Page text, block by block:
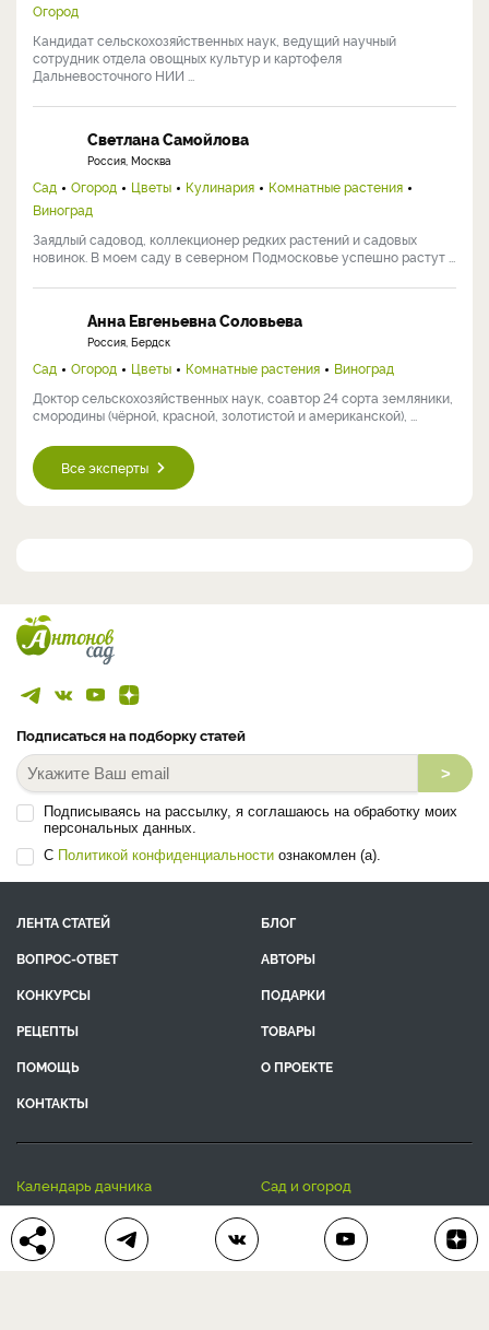
Огород
Кандидат сельскохозяйственных наук, ведущий научный
сотрудник отдела овощных культур и картофеля
Дальневосточного НИИ ...
Светлана Самойлова
Россия, Москва
Сад Огород Цветы Кулинария
Комнатные растения
Виноград
Заядлый садовод, коллекционер редких растений и садовых
новинок. В моем саду в северном Подмосковье успешно растут ...
Анна Евгеньевна Соловьева
Россия, Бердск
Сад Огород Цветы Комнатные растения
Виноград
Доктор сельскохозяйственных наук, соавтор 24 сорта земляники,
смородины (чёрной, красной, золотистой и американской), ...
Все эксперты
Подписаться на подборку статей
>
Подписываясь на рассылку, я соглашаюсь на обработку моих
персональных данных.
С Политикой конфиденциальности ознакомлен (а).
ЛЕНТА СТАТЕЙ
БЛОГ
ВОПРОС-ОТВЕТ
АВТОРЫ
КОНКУРСЫ
ПОДАРКИ
РЕЦЕПТЫ
ТОВАРЫ
ПОМОЩЬ
О ПРОЕКТЕ
КОНТАКТЫ
календарь дачника
сад и огород
цветы и растения
дачный дизайн
хозяйственные дела
полезные рецепты